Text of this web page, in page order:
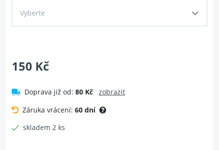
Vyberte
150 Kč
Doprava již od: 80 Kč
zobrazit
Záruka vrácení: 60 dní
skladem 2 ks